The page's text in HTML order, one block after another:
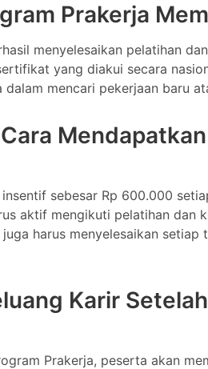
Prakerja
menyelesaikan pelatihan
yang diakui secara
mencari pekerjaan baru
sebesar Rp 600.000
aktif mengikuti pelatihan dan
harus menyelesaikan
Karir
Prakerja, peserta akan